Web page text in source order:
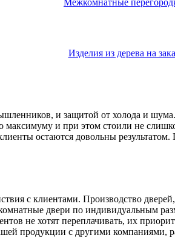
Межкомнатные
Изделия из дерева на
и защитой от холода и
максимуму и при этом стоили не
остаются довольны результатом.
с клиентами. Производство
двери по индивидуальным
не хотят переплачивать, их
продукции с другими компаниями,